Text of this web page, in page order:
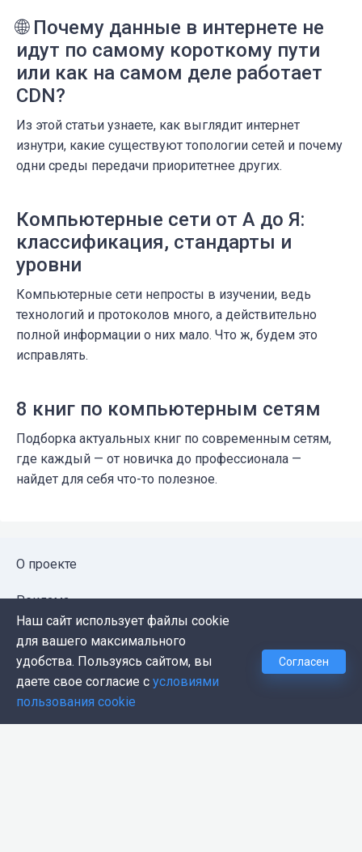
🌐 Почему данные в интернете не
идут по самому короткому пути
или как на самом деле работает
CDN?
Из этой статьи узнаете, как выглядит интернет
изнутри, какие существуют топологии сетей и почему
одни среды передачи приоритетнее других.
Компьютерные сети от А до Я:
классификация, стандарты и
уровни
Компьютерные сети непросты в изучении, ведь
технологий и протоколов много, а действительно
полной информации о них мало. Что ж, будем это
исправлять.
8 книг по компьютерным сетям
Подборка актуальных книг по современным сетям,
где каждый — от новичка до профессионала —
найдет для себя что-то полезное.
О проекте
Реклама
Публичная оферта
Политика конфиденциальности
Контакты
Наш сайт использует файлы cookie
для вашего максимального
удобства. Пользуясь сайтом, вы
даете свое согласие с условиями
пользования cookie
Согласен